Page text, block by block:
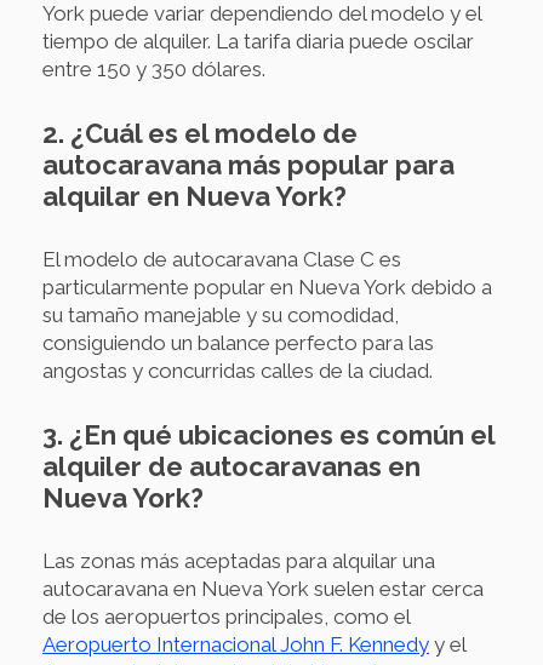
York puede variar dependiendo del modelo y el
tiempo de alquiler. La tarifa diaria puede oscilar
entre 150 y 350 dólares.
2. ¿Cuál es el modelo de
autocaravana más popular para
alquilar en Nueva York?
El modelo de autocaravana Clase C es
particularmente popular en Nueva York debido a
su tamaño manejable y su comodidad,
consiguiendo un balance perfecto para las
angostas y concurridas calles de la ciudad.
3. ¿En qué ubicaciones es común el
alquiler de autocaravanas en
Nueva York?
Las zonas más aceptadas para alquilar una
autocaravana en Nueva York suelen estar cerca
de los aeropuertos principales, como el
Aeropuerto Internacional John F. Kennedy y el